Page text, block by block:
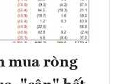
mua ròng